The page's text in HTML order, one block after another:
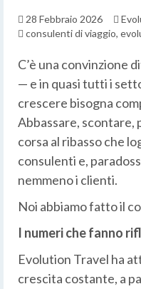
28 Febbraio 2026
consulenti di viaggio,
C’è una convinzione
— e in quasi tutti i
crescere bisogna
Abbassare, scontare,
corsa al ribasso che
consulenti e,
nemmeno i clienti.
Noi abbiamo fatto il
I numeri che fanno
Evolution Travel ha
crescita costante, a